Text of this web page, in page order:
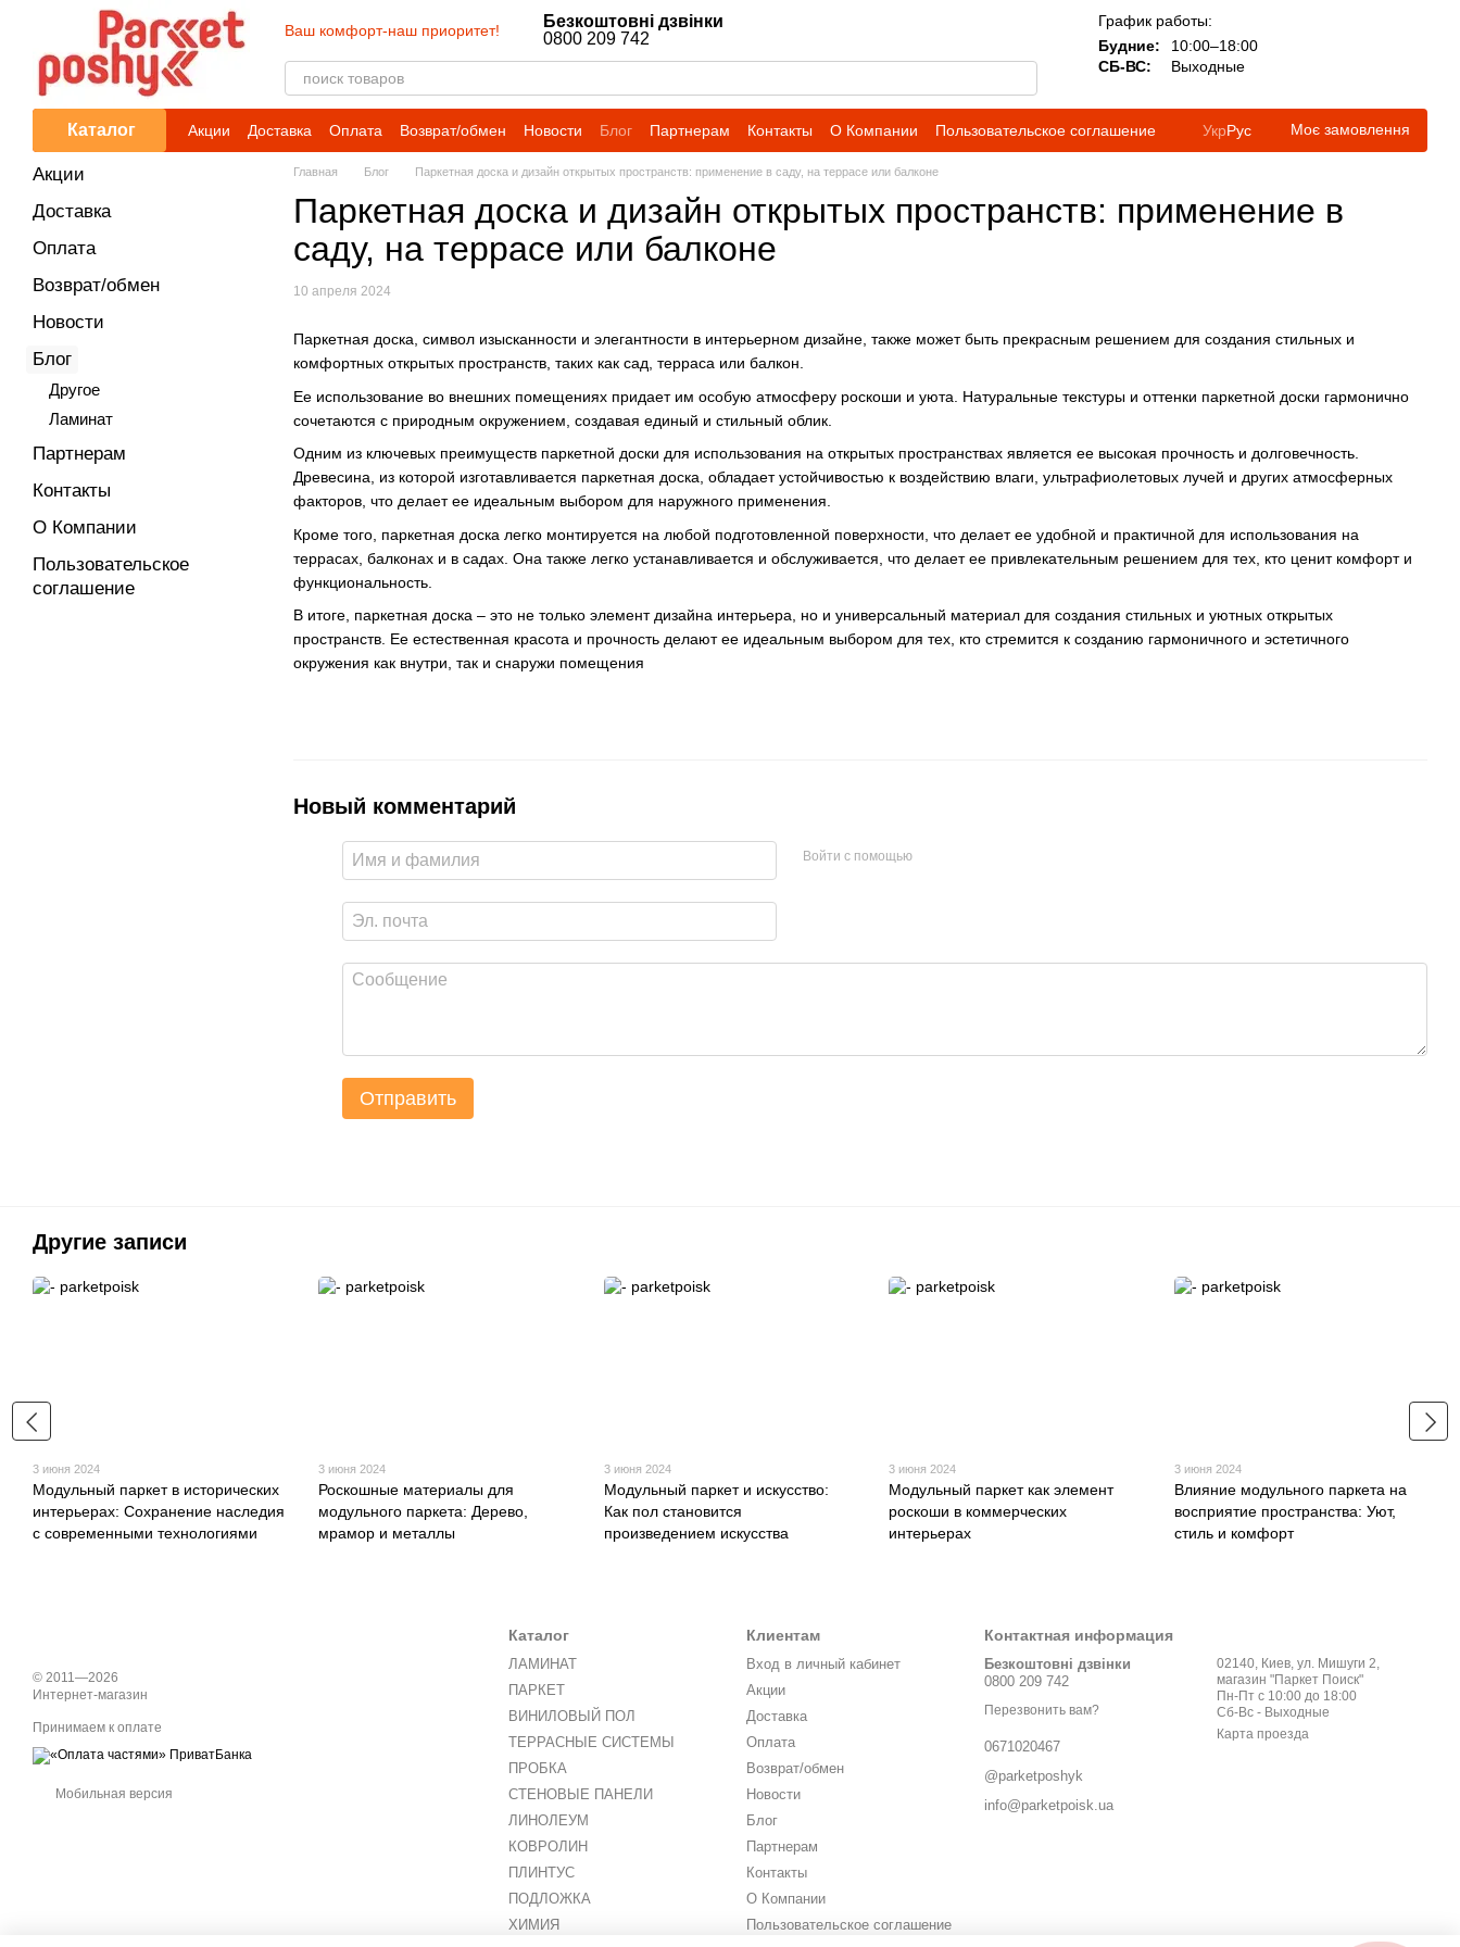
Перейти к основному контенту
Ваш комфорт-наш приоритет!
Безкоштовні дзвінки
0800 209 742
График работы:
Будние:
10:00–18:00
СБ-ВС:
Выходные
Каталог Акции Доставка Оплата Возврат/обмен Новости Блог Партнерам Контакты О Компании Пользовательское соглашение УкрРус Моє замовлення
Главная Блог Паркетная доска и дизайн открытых пространств: применение в саду, на террасе или балконе
Паркетная доска и дизайн открытых пространств: применение в
саду, на террасе или балконе
10 апреля 2024
Паркетная доска, символ изысканности и элегантности в интерьерном дизайне, также может быть прекрасным решением для создания стильных и
комфортных открытых пространств, таких как сад, терраса или балкон.
Ее использование во внешних помещениях придает им особую атмосферу роскоши и уюта. Натуральные текстуры и оттенки паркетной доски гармонично
сочетаются с природным окружением, создавая единый и стильный облик.
Одним из ключевых преимуществ паркетной доски для использования на открытых пространствах является ее высокая прочность и долговечность.
Древесина, из которой изготавливается паркетная доска, обладает устойчивостью к воздействию влаги, ультрафиолетовых лучей и других атмосферных
факторов, что делает ее идеальным выбором для наружного применения.
Кроме того, паркетная доска легко монтируется на любой подготовленной поверхности, что делает ее удобной и практичной для использования на
террасах, балконах и в садах. Она также легко устанавливается и обслуживается, что делает ее привлекательным решением для тех, кто ценит комфорт и
функциональность.
В итоге, паркетная доска – это не только элемент дизайна интерьера, но и универсальный материал для создания стильных и уютных открытых
пространств. Ее естественная красота и прочность делают ее идеальным выбором для тех, кто стремится к созданию гармоничного и эстетичного
окружения как внутри, так и снаружи помещения
Новый комментарий
Войти с помощью
Отправить
Акции
Доставка
Оплата
Возврат/обмен
Новости
Блог
Другое
Ламинат
Партнерам
Контакты
О Компании
Пользовательское
соглашение
Другие записи
3 июня 2024
Модульный паркет в исторических
интерьерах: Сохранение наследия
с современными технологиями
3 июня 2024
Роскошные материалы для
модульного паркета: Дерево,
мрамор и металлы
3 июня 2024
Модульный паркет и искусство:
Как пол становится
произведением искусства
3 июня 2024
Модульный паркет как элемент
роскоши в коммерческих
интерьерах
3 июня 2024
Влияние модульного паркета на
восприятие пространства: Уют,
стиль и комфорт
© 2011—2026
Интернет-магазин
Принимаем к оплате
Мобильная версия
Каталог
ЛАМИНАТ
ПАРКЕТ
ВИНИЛОВЫЙ ПОЛ
ТЕРРАСНЫЕ СИСТЕМЫ
ПРОБКА
СТЕНОВЫЕ ПАНЕЛИ
ЛИНОЛЕУМ
КОВРОЛИН
ПЛИНТУС
ПОДЛОЖКА
ХИМИЯ
Клиентам
Вход в личный кабинет
Акции
Доставка
Оплата
Возврат/обмен
Новости
Блог
Партнерам
Контакты
О Компании
Пользовательское соглашение
Контактная информация
Безкоштовні дзвінки
0800 209 742
Перезвонить вам?
0671020467
@parketposhyk
info@parketpoisk.ua
02140, Киев, ул. Мишуги 2,
магазин "Паркет Поиск"
Пн-Пт с 10:00 до 18:00
Сб-Вс - Выходные
Карта проезда